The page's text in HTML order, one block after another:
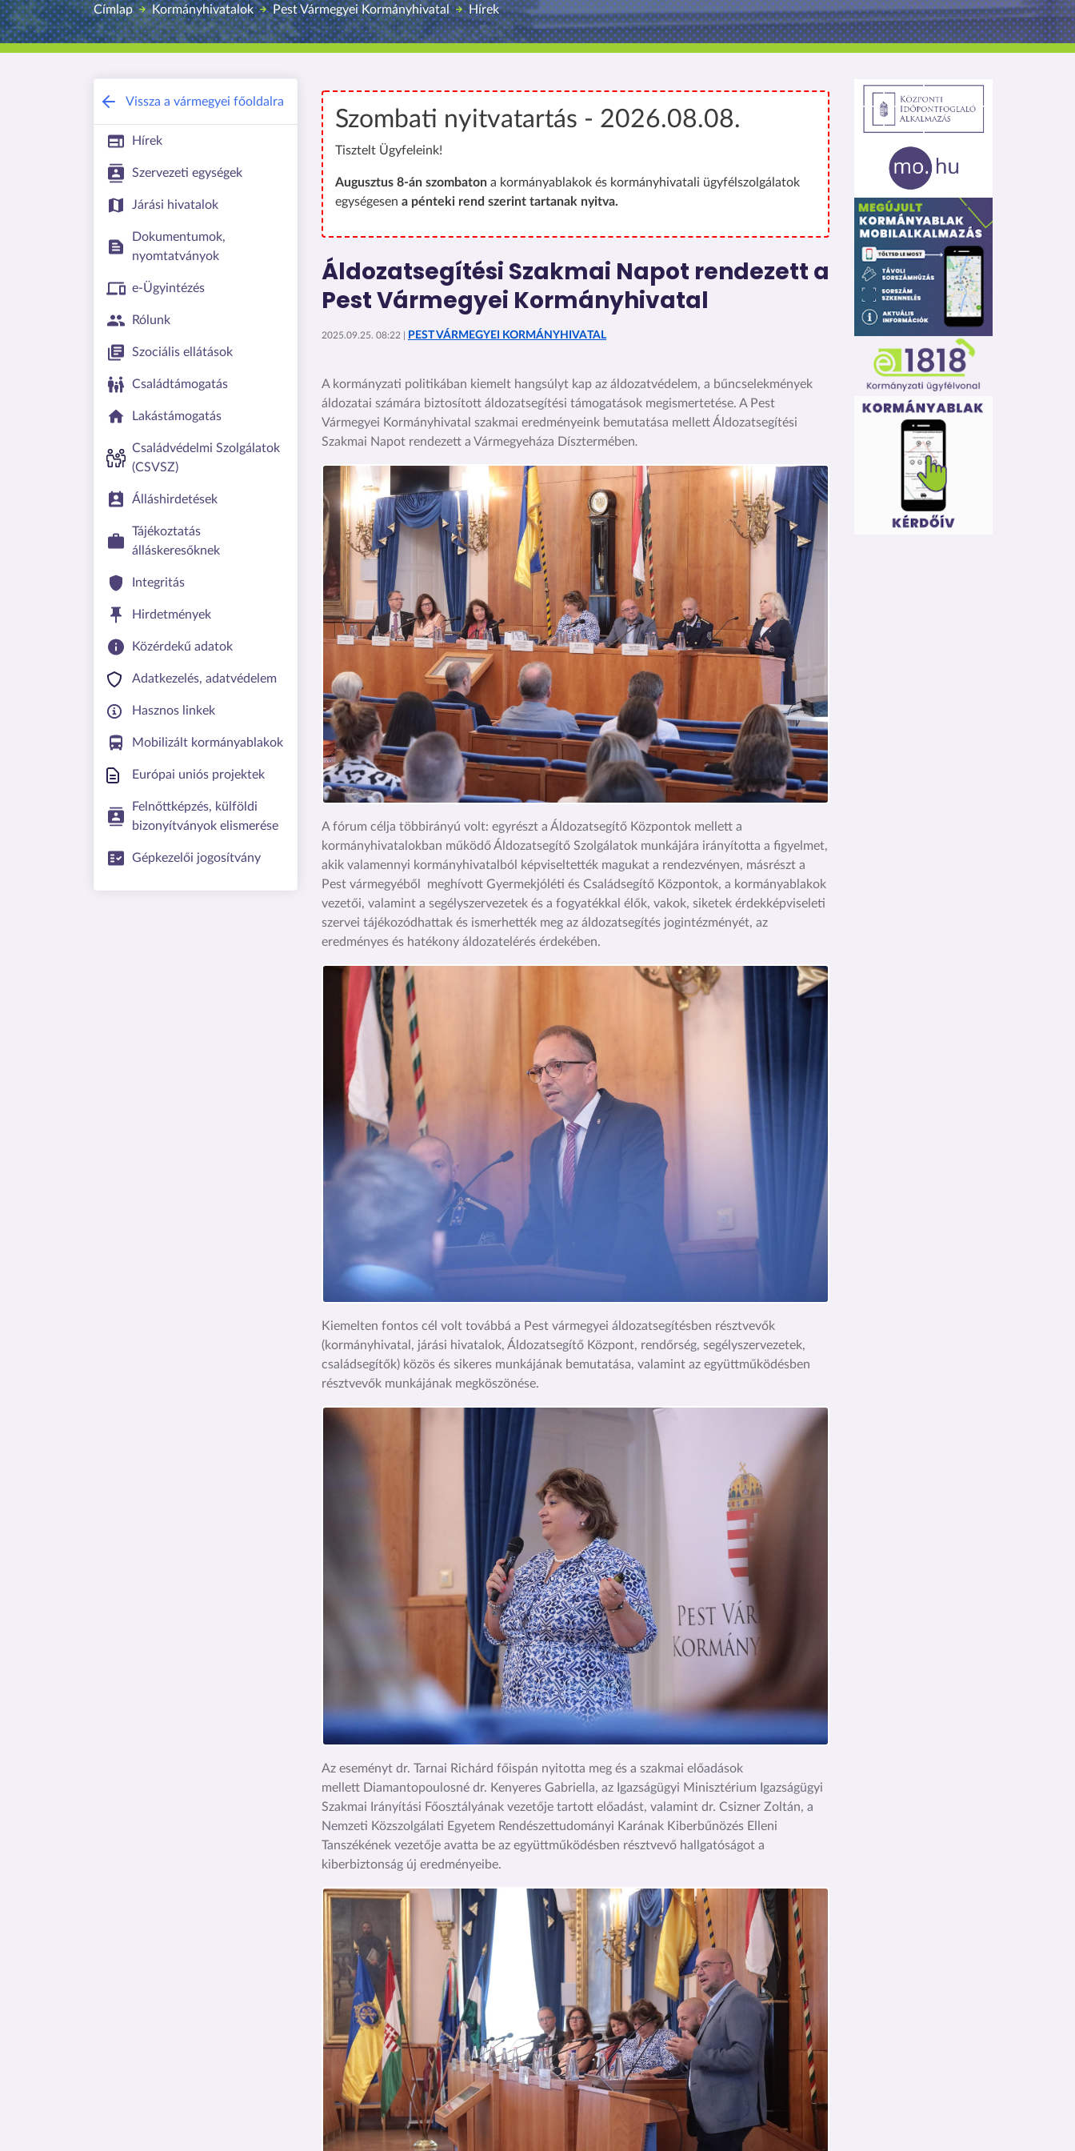
Címlap Kormányhivatalok Pest Vármegyei Kormányhivatal Hírek
Vissza a vármegyei főoldalra
Hírek
Szervezeti egységek
Járási hivatalok
Dokumentumok,
nyomtatványok
e-Ügyintézés
Rólunk
Szociális ellátások
Családtámogatás
Lakástámogatás
Családvédelmi Szolgálatok
(CSVSZ)
Álláshirdetések
Tájékoztatás
álláskeresőknek
Integritás
Hirdetmények
Közérdekű adatok
Adatkezelés, adatvédelem
Hasznos linkek
Mobilizált kormányablakok
Európai uniós projektek
Felnőttképzés, külföldi
bizonyítványok elismerése
Gépkezelői jogosítvány
Szombati nyitvatartás - 2026.08.08.
Tisztelt Ügyfeleink!
Augusztus 8-án szombaton a kormányablakok és kormányhivatali ügyfélszolgálatok
egységesen a pénteki rend szerint tartanak nyitva.
Áldozatsegítési Szakmai Napot rendezett a
Pest Vármegyei Kormányhivatal
2025.09.25. 08:22 | PEST VÁRMEGYEI KORMÁNYHIVATAL
A kormányzati politikában kiemelt hangsúlyt kap az áldozatvédelem, a bűncselekmények
áldozatai számára biztosított áldozatsegítési támogatások megismertetése. A Pest
Vármegyei Kormányhivatal szakmai eredményeink bemutatása mellett Áldozatsegítési
Szakmai Napot rendezett a Vármegyeháza Dísztermében.
Kép
A fórum célja többirányú volt: egyrészt a Áldozatsegítő Központok mellett a
kormányhivatalokban működő Áldozatsegítő Szolgálatok munkájára irányította a figyelmet,
akik valamennyi kormányhivatalból képviseltették magukat a rendezvényen, másrészt a
Pest vármegyéből meghívott Gyermekjóléti és Családsegítő Központok, a kormányablakok
vezetői, valamint a segélyszervezetek és a fogyatékkal élők, vakok, siketek érdekképviseleti
szervei tájékozódhattak és ismerhették meg az áldozatsegítés jogintézményét, az
eredményes és hatékony áldozatelérés érdekében.
Kép
Kiemelten fontos cél volt továbbá a Pest vármegyei áldozatsegítésben résztvevők
(kormányhivatal, járási hivatalok, Áldozatsegítő Központ, rendőrség, segélyszervezetek,
családsegítők) közös és sikeres munkájának bemutatása, valamint az együttműködésben
résztvevők munkájának megköszönése.
Kép
Az eseményt dr. Tarnai Richárd főispán nyitotta meg és a szakmai előadások
mellett Diamantopoulosné dr. Kenyeres Gabriella, az Igazságügyi Minisztérium Igazságügyi
Szakmai Irányítási Főosztályának vezetője tartott előadást, valamint dr. Csizner Zoltán, a
Nemzeti Közszolgálati Egyetem Rendészettudományi Karának Kiberbűnözés Elleni
Tanszékének vezetője avatta be az együttműködésben résztvevő hallgatóságot a
kiberbiztonság új eredményeibe.
Kép